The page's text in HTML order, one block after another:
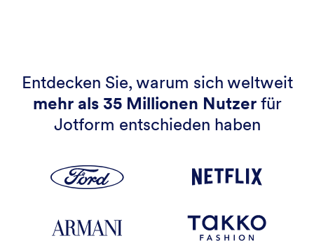
Entdecken Sie, warum sich weltweit
mehr als 35 Millionen Nutzerfür
Jotform entschieden haben